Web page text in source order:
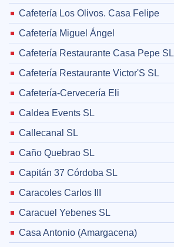
Cafetería Los Olivos. Casa Felipe
Cafetería Miguel Ángel
Cafetería Restaurante Casa Pepe SL
Cafetería Restaurante Victor'S SL
Cafetería-Cervecería Eli
Caldea Events SL
Callecanal SL
Caño Quebrao SL
Capitán 37 Córdoba SL
Caracoles Carlos III
Caracuel Yebenes SL
Casa Antonio (Amargacena)